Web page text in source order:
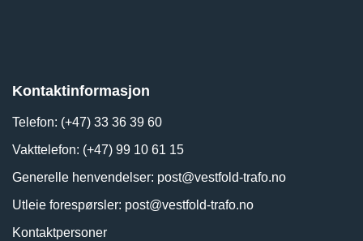
Kontaktinformasjon
Telefon: (+47) 33 36 39 60
Vakttelefon: (+47) 99 10 61 15
Generelle henvendelser: post@vestfold-trafo.no
Utleie forespørsler: post@vestfold-trafo.no
Kontaktpersoner